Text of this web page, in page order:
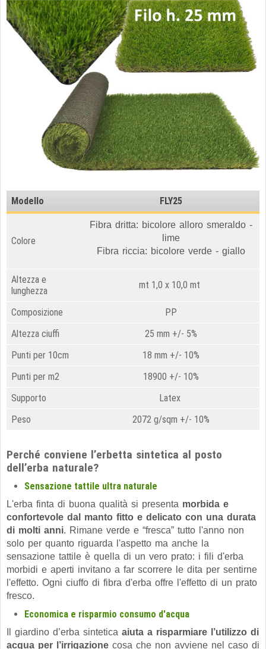
Modello FLY25
Colore
Fibra dritta: bicolore alloro smeraldo -
lime
Fibra riccia: bicolore verde - giallo
Altezza e
lunghezza
mt 1,0 x 10,0 mt
Composizione
PP
Altezza ciuffi
25 mm +/- 5%
Punti per 10cm
18 mm +/- 10%
Punti per m2
18900 +/- 10%
Supporto
Latex
Peso
2072 g/sqm +/- 10%
Perché conviene l’erbetta sintetica al posto
dell’erba naturale?
Sensazione tattile ultra naturale
L'erba finta di buona qualità si presenta morbida e
confortevole dal manto fitto e delicato con una durata
di molti anni. Rimane verde e “fresca” tutto l'anno non
solo per quanto riguarda l'aspetto ma anche la
sensazione tattile è quella di un vero prato: i fili d'erba
morbidi e aperti invitano a far scorrere le dita per sentirne
l'effetto. Ogni ciuffo di fibra d'erba offre l'effetto di un prato
fresco.
Economica e risparmio consumo d'acqua
Il giardino d’erba sintetica aiuta a risparmiare l’utilizzo di
acqua per l’irrigazione cosa che non avviene nel caso di